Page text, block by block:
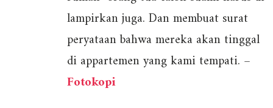
lampirkan juga. Dan membuat surat
peryataan bahwa mereka akan tinggal
di appartemen yang kami tempati. –
Fotokopi